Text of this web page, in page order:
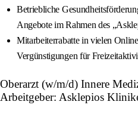
Betriebliche
Angebote im Rahmen des
Mitarbeiterrabatte in vielen
Vergünstigungen für
Oberarzt (w/m/d) Innere
Arbeitgeber: Asklepios